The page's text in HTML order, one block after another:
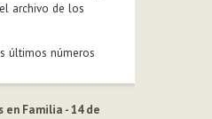
archivo de los
últimos números
en Familia - 14 de